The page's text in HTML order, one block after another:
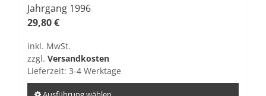
Varianten
auf.
Optionen
können
auf
der
Jahrgang 1996
29,80€
inkl. MwSt.
zzgl. Versandkosten
Lieferzeit: 3-4 Werktage